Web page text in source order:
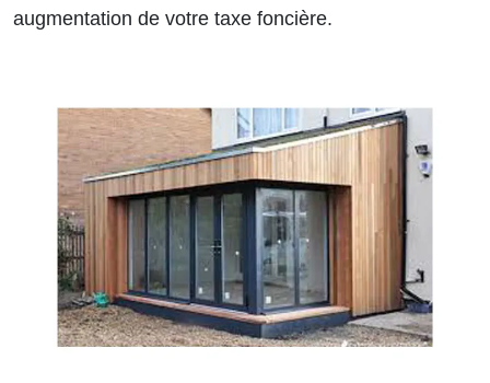
augmentation de votre taxe foncière.